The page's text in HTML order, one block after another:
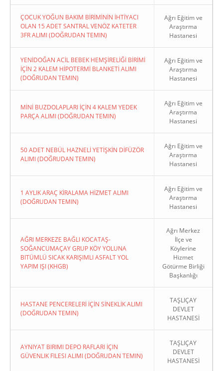
ÇOCUK YOĞUN BAKIM BİRİMİNİN İHTİYACI
OLAN 15 ADET SANTRAL VENÖZ KATETER
3FR ALIMI (DOĞRUDAN TEMIN)
Ağrı Eğitim ve
Araştırma
Hastanesi
YENİDOĞAN ACİL BEBEK HEMŞİRELİĞİ BİRİMİ
İÇİN 2 KALEM HİPOTERMİ BLANKETİ ALIMI
(DOĞRUDAN TEMIN)
Ağrı Eğitim ve
Araştırma
Hastanesi
MİNİ BUZDOLAPLARI İÇİN 4 KALEM YEDEK
PARÇA ALIMI (DOĞRUDAN TEMIN)
Ağrı Eğitim ve
Araştırma
Hastanesi
50 ADET NEBÜL HAZNELİ YETİŞKİN DİFÜZÖR
ALIMI (DOĞRUDAN TEMIN)
Ağrı Eğitim ve
Araştırma
Hastanesi
1 AYLIK ARAÇ KİRALAMA HİZMET ALIMI
(DOĞRUDAN TEMIN)
Ağrı Eğitim ve
Araştırma
Hastanesi
AĞRI MERKEZE BAĞLI KOCATAŞ-
SOĞANCUMAÇAY GRUP KÖY YOLUNA
BITÜMLÜ SICAK KARIŞIMLI ASFALT YOL
YAPIM IŞI (KHGB)
Ağrı Merkez
İlçe ve
Köylerine
Hizmet
Götürme Birliği
Başkanlığı
HASTANE PENCERELERİ İÇİN SİNEKLİK ALIMI
(DOĞRUDAN TEMIN)
TAŞLIÇAY
DEVLET
HASTANESİ
AYNIYAT BIRIMI DEPO RAFLARI İÇIN
GÜVENLIK FILESI ALIMI (DOĞRUDAN TEMIN)
TAŞLIÇAY
DEVLET
HASTANESİ